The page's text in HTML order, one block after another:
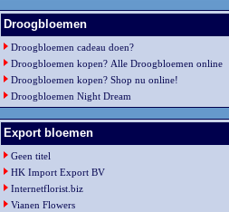
Droogbloemen
Droogbloemen cadeau doen?
Droogbloemen kopen? Alle Droogbloemen online
Droogbloemen kopen? Shop nu online!
Droogbloemen Night Dream
Export bloemen
Geen titel
HK Import Export BV
Internetflorist.biz
Vianen Flowers